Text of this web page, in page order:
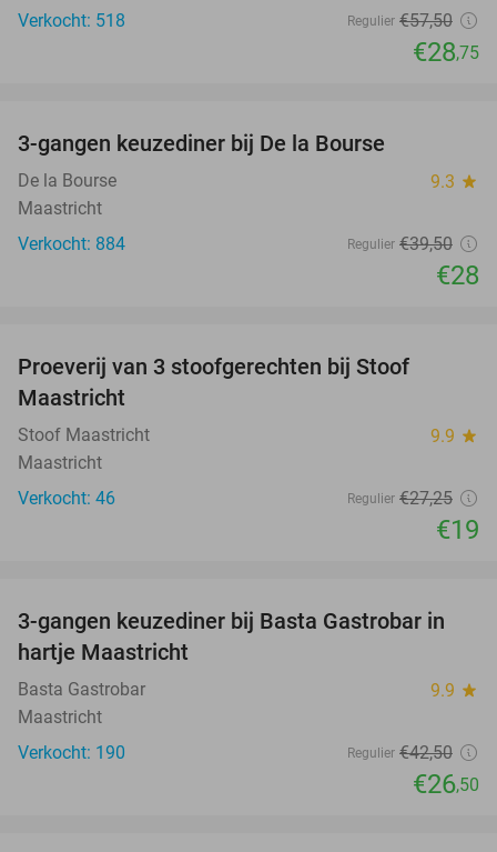
Verkocht: 518
Regulier €57,50
€28,75
3-gangen keuzediner bij De la Bourse
De la Bourse 9.3 star
Maastricht
Verkocht: 884
Regulier €39,50
€28
Proeverij van 3 stoofgerechten bij Stoof
Maastricht
Stoof Maastricht 9.9 star
Maastricht
Verkocht: 46
Regulier €27,25
€19
38%
3-gangen keuzediner bij Basta Gastrobar in
hartje Maastricht
Basta Gastrobar 9.9 star
Maastricht
Verkocht: 190
Regulier €42,50
€26,50